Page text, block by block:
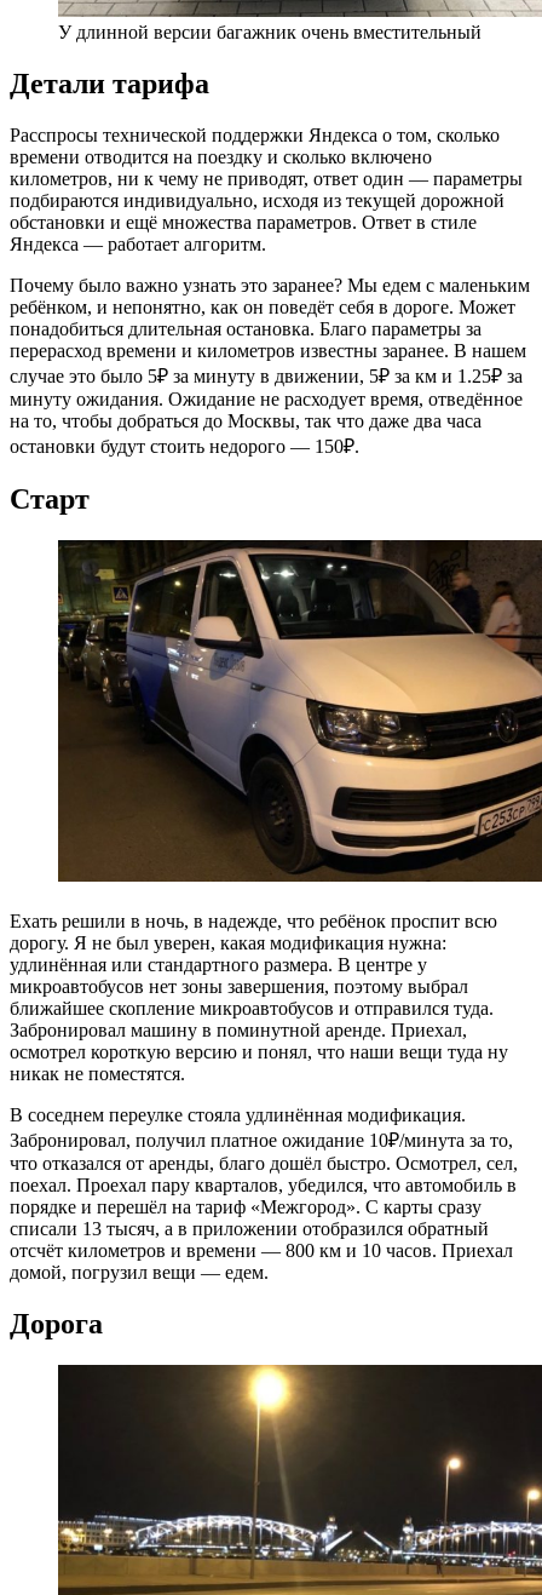
У длинной версии багажник очень вместительный
Детали тарифа
Расспросы технической поддержки Яндекса о том, сколько
времени отводится на поездку и сколько включено
километров, ни к чему не приводят, ответ один — параметры
подбираются индивидуально, исходя из текущей дорожной
обстановки и ещё множества параметров. Ответ в стиле
Яндекса — работает алгоритм.
Почему было важно узнать это заранее? Мы едем с маленьким
ребёнком, и непонятно, как он поведёт себя в дороге. Может
понадобиться длительная остановка. Благо параметры за
перерасход времени и километров известны заранее. В нашем
случае это было 5₽ за минуту в движении, 5₽ за км и 1.25₽ за
минуту ожидания. Ожидание не расходует время, отведённое
на то, чтобы добраться до Москвы, так что даже два часа
остановки будут стоить недорого — 150₽.
Старт
Ехать решили в ночь, в надежде, что ребёнок проспит всю
дорогу. Я не был уверен, какая модификация нужна:
удлинённая или стандартного размера. В центре у
микроавтобусов нет зоны завершения, поэтому выбрал
ближайшее скопление микроавтобусов и отправился туда.
Забронировал машину в поминутной аренде. Приехал,
осмотрел короткую версию и понял, что наши вещи туда ну
никак не поместятся.
В соседнем переулке стояла удлинённая модификация.
Забронировал, получил платное ожидание 10₽/минута за то,
что отказался от аренды, благо дошёл быстро. Осмотрел, сел,
поехал. Проехал пару кварталов, убедился, что автомобиль в
порядке и перешёл на тариф «Межгород». С карты сразу
списали 13 тысяч, а в приложении отобразился обратный
отсчёт километров и времени — 800 км и 10 часов. Приехал
домой, погрузил вещи — едем.
Дорога